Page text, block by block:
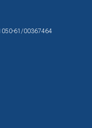
61/00367464